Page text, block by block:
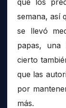
que los
semana, así
se llevó
papas,
cierto
que las
por
más.